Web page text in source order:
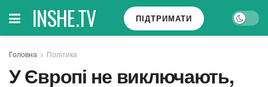
INSHE.TV ПІДТРИМАТИ
Головна Політика
У Європі не виключають,